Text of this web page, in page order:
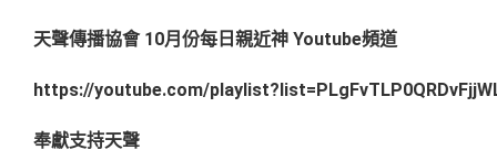
天聲傳播協會 10月份每日親近神 Youtube頻道
https://youtube.com/
奉獻支持天聲